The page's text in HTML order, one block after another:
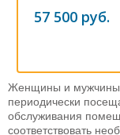
57 500 руб.
Женщины и мужчины
периодически
обслуживания
соответствовать